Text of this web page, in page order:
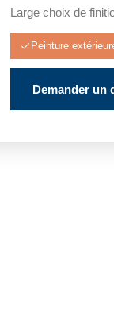
Large choix de
Peinture
Demander un